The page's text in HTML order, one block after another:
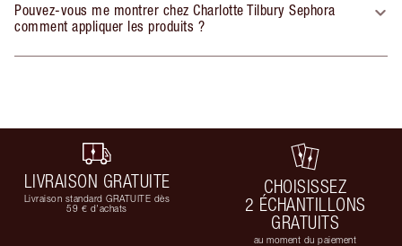
Pouvez-vous me montrer chez Charlotte Tilbury Sephora
comment appliquer les produits ?
LIVRAISON GRATUITE
Livraison standard GRATUITE dès
59 € d'achats
CHOISISSEZ
2 ÉCHANTILLONS
GRATUITS
au moment du paiement